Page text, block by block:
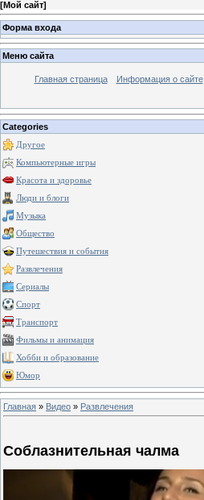
[Мой сайт]
Форма входа
Меню сайта
Главная страница Информация о сайте
Categories
Другое
Компьютерные игры
Красота и здоровье
Люди и блоги
Музыка
Общество
Путешествия и события
Развлечения
Сериалы
Спорт
Транспорт
Фильмы и анимация
Хобби и образование
Юмор
Главная » Видео » Развлечения
Соблазнительная чалма